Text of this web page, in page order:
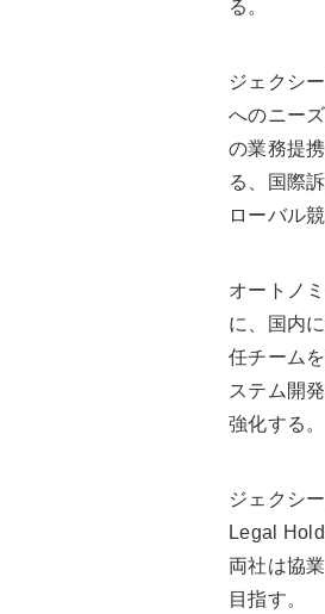
る。
ジェクシ
へのニー
の業務提
る、国際
ローバル
オートノ
に、国内
任チーム
ステム開
強化する。
ジェクシ
Legal
両社は協
目指す。